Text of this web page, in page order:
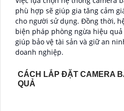
phù hợp sẽ giúp gia tăng cảm
cho người sử dụng. Đồng thời,
biện pháp phòng ngừa hiệu
giúp bảo vệ tài sản và giữ an
doanh nghiệp.
CÁCH LẮP ĐẶT CAMERA
QUẢ